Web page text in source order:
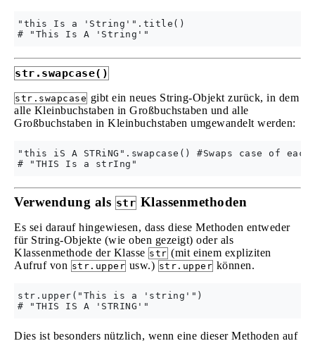
"this Is a 'String'".title()
str.swapcase()
str.swapcase gibt ein neues String-Objekt zurück, in dem
alle Kleinbuchstaben in Großbuchstaben und alle
Großbuchstaben in Kleinbuchstaben umgewandelt werden:
"this iS A STRiNG".swapcase() #Swaps case of
Verwendung als str Klassenmethoden
Es sei darauf hingewiesen, dass diese Methoden entweder
für String-Objekte (wie oben gezeigt) oder als
Klassenmethode der Klasse str (mit einem expliziten
Aufruf von str.upper usw.) str.upper können.
str.upper("This is a 'string'")
Dies ist besonders nützlich, wenn eine dieser Methoden auf